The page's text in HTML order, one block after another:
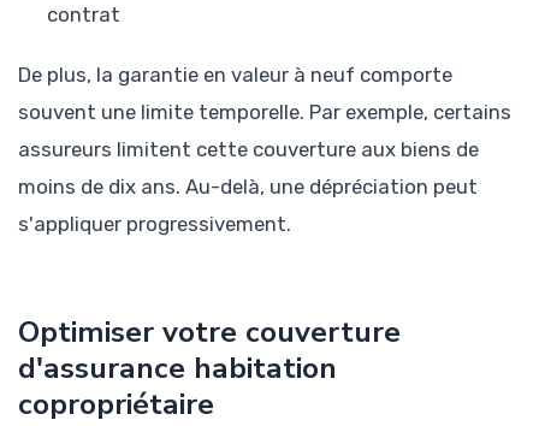
contrat
De plus, la garantie en valeur à neuf comporte
souvent une limite temporelle. Par exemple, certains
assureurs limitent cette couverture aux biens de
moins de dix ans. Au-delà, une dépréciation peut
s'appliquer progressivement.
Optimiser votre couverture
d'assurance habitation
copropriétaire